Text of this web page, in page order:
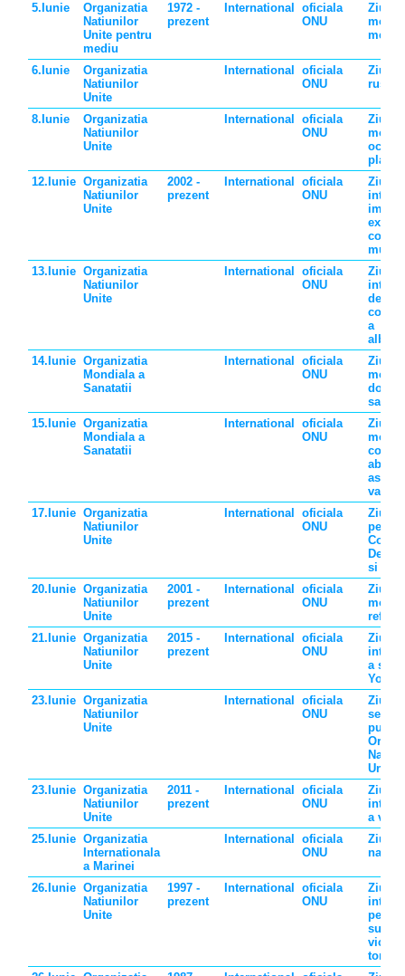
5.Iunie
Organizatia
Natiunilor
Unite pentru
mediu
1972 -
prezent
International
oficiala
ONU
Ziua
6.Iunie
Organizatia
Natiunilor
Unite
International
oficiala
ONU
Ziua
ruse
8.Iunie
Organizatia
Natiunilor
Unite
International
oficiala
ONU
Ziua
12.Iunie Organizatia
Natiunilor
Unite
2002 -
prezent
International
oficiala
ONU
Ziua
munca
13.Iunie Organizatia
Natiunilor
Unite
International
oficiala
ONU
Ziua
de
a
14.Iunie Organizatia
Mondiala a
Sanatatii
International
oficiala
ONU
Ziua
sange
15.Iunie Organizatia
Mondiala a
Sanatatii
International
oficiala
ONU
Ziua
asupra
17.Iunie Organizatia
Natiunilor
Unite
International
oficiala
ONU
Ziua
pentru
si
20.Iunie Organizatia
Natiunilor
Unite
2001 -
prezent
International
oficiala
ONU
Ziua
21.Iunie Organizatia
Natiunilor
Unite
2015 -
prezent
International
oficiala
ONU
Ziua
a
Yoga
23.Iunie Organizatia
Natiunilor
Unite
International
oficiala
ONU
Ziua
Unite
23.Iunie Organizatia
Natiunilor
Unite
2011 -
prezent
International
oficiala
ONU
Ziua
a
25.Iunie Organizatia
Internationala
a Marinei
International
oficiala
ONU
Ziua
26.Iunie Organizatia
Natiunilor
Unite
1997 -
prezent
International
oficiala
ONU
Ziua
pentru
torturii